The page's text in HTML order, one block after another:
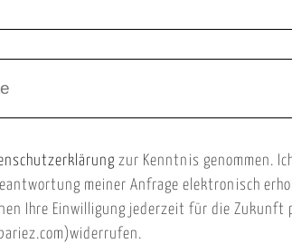
zur Kenntnis genommen.
meiner Anfrage elektronisch
Ihre Einwilligung jederzeit für die Zukunft